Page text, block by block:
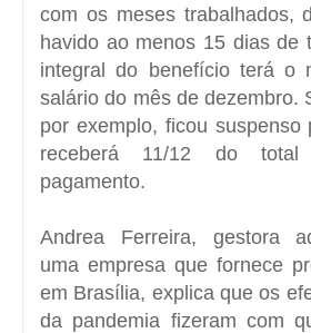
com os meses trabalhados,
havido ao menos 15 dias de
integral do benefício terá o
salário do mês de dezembro.
por exemplo, ficou
receberá 11/12 do
pagamento.
Andrea Ferreira, gestora
uma empresa que fornece
em Brasília, explica que os
da pandemia fizeram com